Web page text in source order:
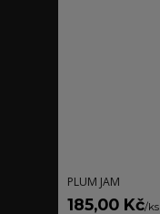
PLUM JAM
185,00 Kč/ks